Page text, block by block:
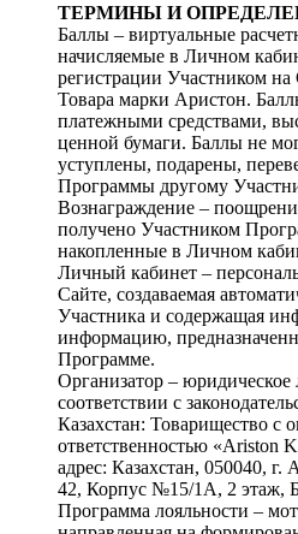
ТЕРМИНЫ И
Баллы – виртуальные
начисляемые в Личном
регистрации Участником
Товара марки Аристон.
платежными средствами,
ценной бумаги. Баллы не
уступлены, подарены,
Программы другому
Вознаграждение –
получено Участником
накопленные в Личном
Личный кабинет –
Сайте, создаваемая
Участника и содержащая
информацию,
Программе.
Организатор – юридическое
соответствии с
Казахстан: Товарищество с
ответственностью «Ariston
адрес: Казахстан, 050040,
42, Корпус №15/1А, 2 этаж,
Программа лояльности –